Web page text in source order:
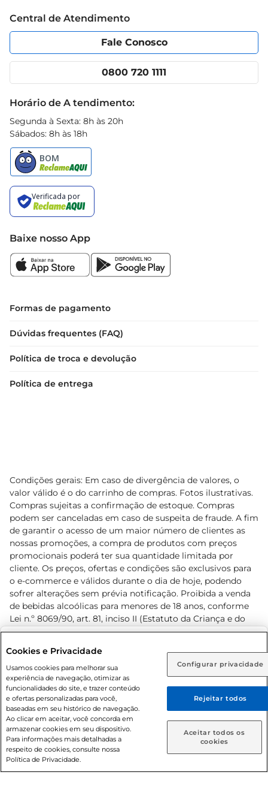
Rio de Janeiro (RJ) Goiás (GO)
Ou
Caso queira comprar online, informe como deseja receber
suas compras:
Entrega em casa Retire em Loja
Política de Privacidade
Portal do fornecedor
Cencosud Media
Código de Ética
App Prezunic
Central de Atendimento
Fale Conosco
0800 720 1111
Horário de A tendimento:
Segunda à Sexta: 8h às 20h
Sábados: 8h às 18h
Baixe nosso App
Formas de pagamento
Dúvidas frequentes (FAQ)
Política de troca e devolução
Política de entrega
Condições gerais: Em caso de divergência de valores, o
valor válido é o do carrinho de compras. Fotos ilustrativas.
Compras sujeitas a confirmação de estoque. Compras
podem ser canceladas em caso de suspeita de fraude. A fim
de garantir o acesso de um maior número de clientes as
nossas promoções, a compra de produtos com preços
promocionais poderá ter sua quantidade limitada por
cliente. Os preços, ofertas e condições são exclusivos para
o e-commerce e válidos durante o dia de hoje, podendo
sofrer alterações sem prévia notificação. Proibida a venda
de bebidas alcoólicas para menores de 18 anos, conforme
Lei n.º 8069/90, art. 81, inciso II (Estatuto da Criança e do
Adolescente). Preços e condições exclusivos para o
prévio. O valor mínimo para as compras on-line é de R$
80,00.
© 2026 Copyright. Todos os direitos
reservados Prezunic.
Cookies e Privacidade
Usamos cookies para melhorar sua
experiência de navegação, otimizar as
funcionalidades do site, e trazer conteúdo
e ofertas personalizadas para você,
baseadas em seu histórico de navegação.
Ao clicar em aceitar, você concorda em
armazenar cookies em seu dispositivo.
Para informações mais detalhadas a
respeito de cookies, consulte nossa
Política de Privacidade.
Configurar privacidade
Rejeitar todos
Aceitar todos os
cookies